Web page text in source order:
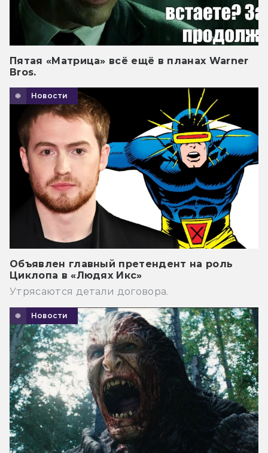
Пятая «Матрица» всё ещё в планах Warner
Bros.
Новости
Объявлен главный претендент на роль
Циклопа в «Людях Икс»
Утрясаются детали договора.
Новости